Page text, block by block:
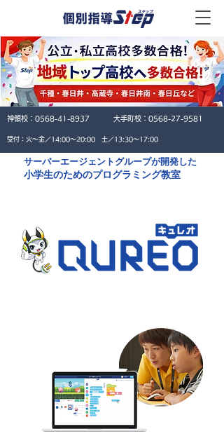
神領校： 0568-41-8937 大手町校： 0568-27-9581
​受付：火〜金／14:00〜20:00 土／13:30〜17:00
​サーバーエージェントグループが開発した
​小学生のためのプログラミング教室